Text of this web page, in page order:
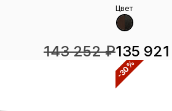
143 252 ₽
Цвет
135
-30%